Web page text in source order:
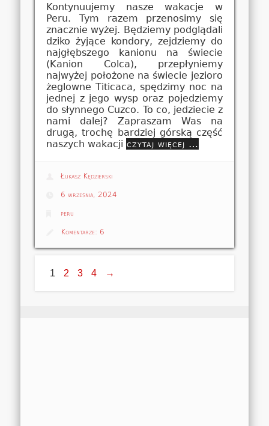
Kontynuujemy nasze wakacje w
Peru. Tym razem przenosimy się
znacznie wyżej. Będziemy podglądali
dziko żyjące kondory, zejdziemy do
najgłębszego kanionu na świecie
(Kanion Colca), przepłyniemy
najwyżej położone na świecie jezioro
żeglowne Titicaca, spędzimy noc na
jednej z jego wysp oraz pojedziemy
do słynnego Cuzco. To co, jedziecie z
nami dalej? Zapraszam Was na
drugą, trochę bardziej górską część
naszych wakacji czytaj więcej …
Łukasz Kędzierski
6 września, 2024
peru
Komentarze: 6
1 2 3 4 →